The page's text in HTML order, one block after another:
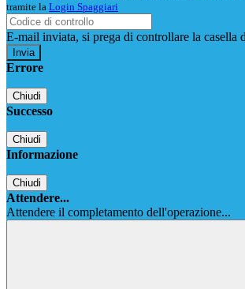
tramite la Login Spaggiari
E-mail inviata, si prega di controllare la casella
Errore
Chiudi
Successo
Chiudi
Informazione
Chiudi
Attendere...
Attendere il completamento dell'operazione...